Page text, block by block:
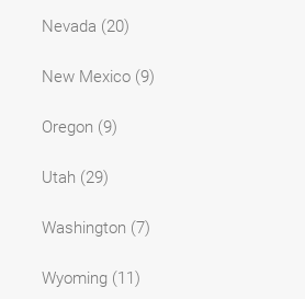
Nevada (20)
New Mexico (9)
Oregon (9)
Utah (29)
Washington (7)
Wyoming (11)